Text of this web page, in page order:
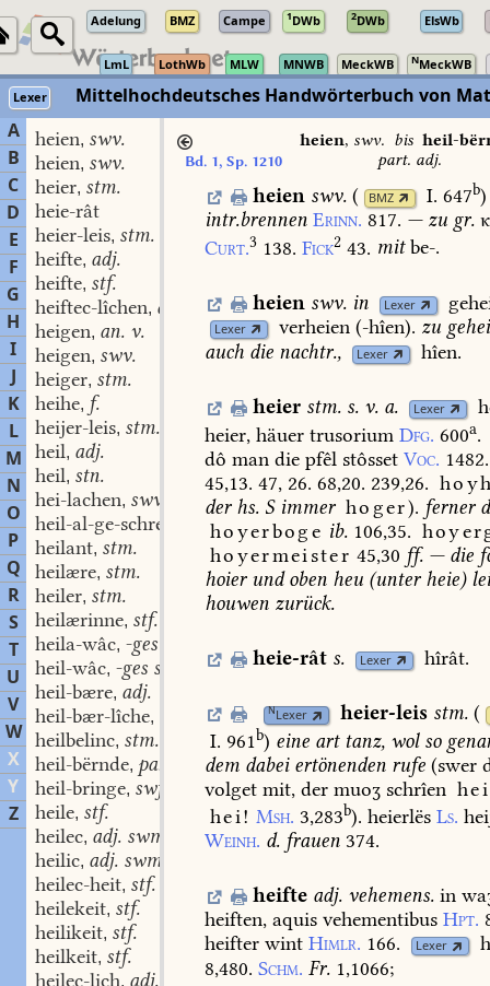
Adelung BMZ Campe 1DWb 2DWb ElsWb
LmL LothWb MLW MNWB MeckWB NMeckWB
Lexer
Mittelhochdeutsches Handwörterbuch von
A
B
C
D
E
F
G
H
I
J
K
L
M
N
O
P
Q
R
S
T
U
V
W
X
Y
Z
heien, swv.
heien, swv.
heier, stm.
heie-rât
heier-leis, stm.
heifte, adj.
heifte, stf.
heiftec-lîchen, adv.
heigen, an. v.
heigen, swv.
heiger, stm.
heihe, f.
heijer-leis, stm.
heil, adj.
heil, stn.
hei-lachen, swv.
heil-al-ge-schrei
heilant, stm.
heilære, stm.
heiler, stm.
heilærinne, stf.
heila-wâc, -ges stm. stn.
heil-wâc, -ges stm. stn.
heil-bære, adj.
heil-bær-lîche,
heilbelinc, stm.
heil-bërnde, part. adj.
heil-bringe, swf.
heile, stf.
heilec, adj. swm.
heilic, adj. swm.
heilec-heit, stf.
heilekeit, stf.
heilikeit, stf.
heilkeit, stf.
heilec-lich, adj.
Bd. 1, Sp. 1210
heien, swv. bis heil-
part. adj.
heien swv. ( BMZ I. 647b)
intr.brennen Erinn. 817. — zu gr.
Curt.3 138. Fick2 43. mitbe-.
heien swv. in Lexer
Lexer verheien (-hîen). zu
auch die nachtr., Lexer hîen.
heier stm. s.v.a. Lexer
heier, häuer trusorium Dfg. 600a.
dô man die pfêl stôsset Voc. 1482.
45,13. 47, 26. 68,20. 239,26.
derhs. Simmer hoger). ferner
hoyerboge ib. 106,35.
hoyermeister 45,30 ff. — die
hoier undoben heu (unterheie)
houwen zurück.
heie-rât s. Lexer hîrât.
NLexer heier-leis stm. (
I. 961b) eine arttanz, wolso
dem dabeiertönenden rufe (swer
volget mit, der muoʒ schrîen
hei! Msh. 3,283b). heierlës Ls.
Weinh. d. frauen 374.
heifte adj. vehemens. in
heiften, aquis vehementibus Hpt.
heifter wint Himlr. 166. Lexer
8,480. Schm. Fr. 1,1066;